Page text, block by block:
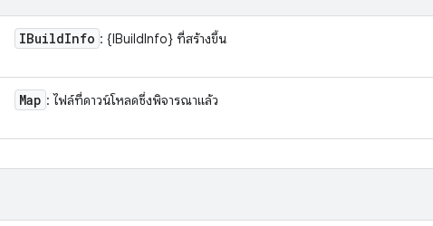
IBuildInfo : {IBuildInfo} ที่สร้างขึ้น
Map : ไฟล์ที่ดาวน์โหลดซึ่งพิจารณาแล้ว